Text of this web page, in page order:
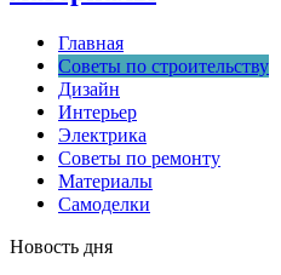
Главная
Советы по строительству
Дизайн
Интерьер
Электрика
Советы по ремонту
Материалы
Самоделки
Новость дня